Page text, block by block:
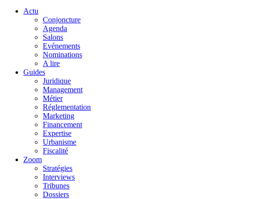
Actu
Conjoncture
Agenda
Salons
Evénements
Nominations
A lire
Guides
Juridique
Management
Métier
Réglementation
Marketing
Financement
Expertise
Urbanisme
Fiscalité
Zoom
Stratégies
Interviews
Tribunes
Dossiers